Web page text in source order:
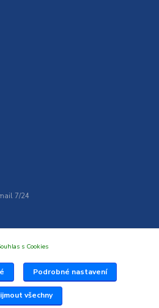
7/24
s Cookies
Podrobné nastavení
všechny